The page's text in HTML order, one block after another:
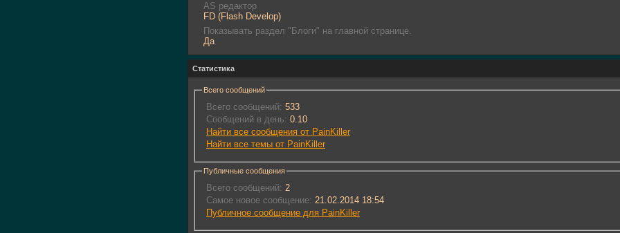
AS редактор
FD (Flash Develop)
Показывать раздел "Блоги" на главной странице.
Да
Статистика
Всего сообщений
Всего сообщений: 533
Сообщений в день: 0.10
Найти все сообщения от PainKiller
Найти все темы от PainKiller
Публичные сообщения
Всего сообщений: 2
Самое новое сообщение: 21.02.2014 18:54
Публичное сообщение для PainKiller